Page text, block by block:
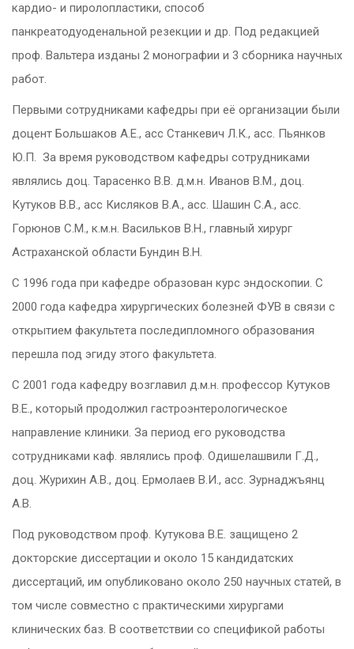
кардио- и пиролопластики, способ
панкреатодуоденальной резекции и др. Под редакцией
проф. Вальтера изданы 2 монографии и 3 сборника научных
работ.
Первыми сотрудниками кафедры при её организации были
доцент Большаков А.Е., асс Станкевич Л.К., асс. Пьянков
Ю.П. За время руководством кафедры сотрудниками
являлись доц. Тарасенко В.В. д.м.н. Иванов В.М., доц.
Кутуков В.В., асс Кисляков В.А., асс. Шашин С.А., асс.
Горюнов С.М., к.м.н. Васильков В.Н., главный хирург
Астраханской области Бундин В.Н.
С 1996 года при кафедре образован курс эндоскопии. С
2000 года кафедра хирургических болезней ФУВ в связи с
открытием факультета последипломного образования
перешла под эгиду этого факультета.
С 2001 года кафедру возглавил д.м.н. профессор Кутуков
В.Е., который продолжил гастроэнтерологическое
направление клиники. За период его руководства
сотрудниками каф. являлись проф. Одишелашвили Г.Д.,
доц. Журихин А.В., доц. Ермолаев В.И., асс. Зурнаджъянц
А.В.
Под руководством проф. Кутукова В.Е. защищено 2
докторские диссертации и около 15 кандидатских
диссертаций, им опубликовано около 250 научных статей, в
том числе совместно с практическими хирургами
клинических баз. В соответствии со спецификой работы